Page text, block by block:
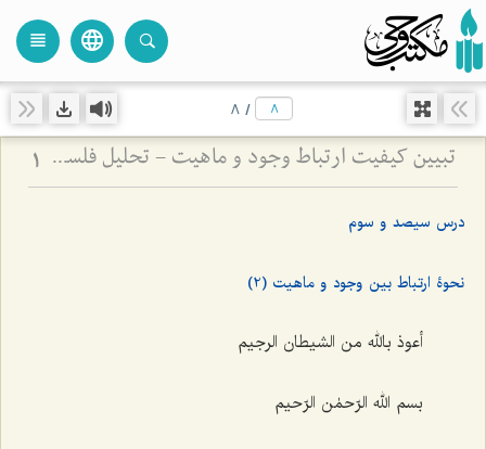
language
view_headline
/
8
تبیین کیفیت ارتباط وجود و ماهیت - تحلیل فلسفی نحوه حمل وجود بر ماهیت و رفع شبهات 1
درس سیصد و سوم
نحوۀ ارتباط بین وجود و ماهیت (2)
أعوذ بالله من الشیطان الرجیم
بسم الله الرّحمٰن الرّحیم